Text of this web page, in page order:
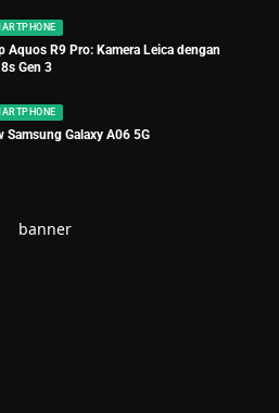
Aquos R9 Pro: Kamera Leica dengan
Gen 3
Samsung Galaxy A06 5G